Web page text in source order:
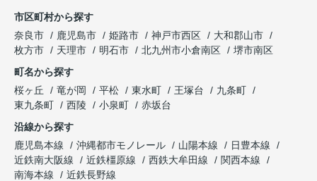
市区町村から探す
奈良市
鹿児島市 姫路市 神戸市西区
大和郡山市
枚方市
天理市 明石市 北九州市小倉南区
堺市南区
町名から探す
桜ヶ丘
竜が岡 平松 東水町 王塚台
九条町
東九条町
西陵 小泉町
赤坂台
沿線から探す
鹿児島本線
沖縄都市モノレール 山陽本線
日豊本線
近鉄南大阪線
近鉄橿原線 西鉄大牟田線
関西本線
南海本線
近鉄長野線